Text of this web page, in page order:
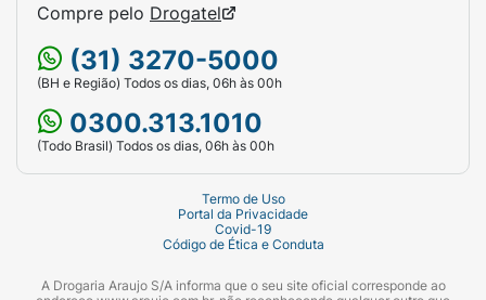
Compre pelo Drogatel
(31) 3270-5000
(BH e Região) Todos os dias, 06h às 00h
0300.313.1010
(Todo Brasil) Todos os dias, 06h às 00h
Termo de Uso
Portal da Privacidade
Covid-19
Código de Ética e Conduta
A Drogaria Araujo S/A informa que o seu site oficial corresponde ao